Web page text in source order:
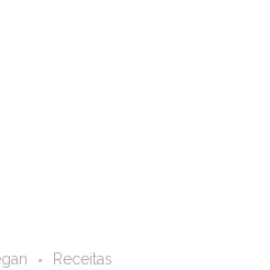
Receitas